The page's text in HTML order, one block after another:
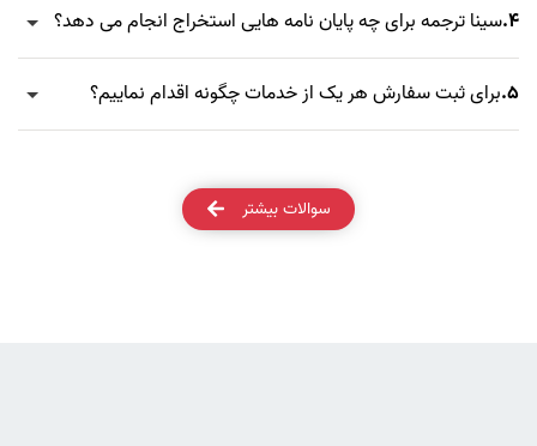
4.سینا ترجمه برای چه پایان نامه هایی استخراج انجام می دهد؟
5. برای ثبت سفارش هر یک از خدمات چگونه اقدام نماییم؟
سوالات بیشتر